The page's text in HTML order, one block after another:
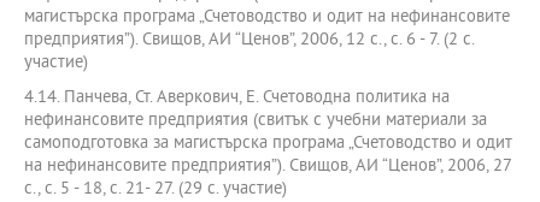
магистърска програма „Счетоводство и одит на нефинансовите
предприятия”). Свищов, АИ “Ценов”, 2006, 12 с., с. 6 - 7. (2 с.
участие)
4.14. Панчева, Ст. Аверкович, Е. Счетоводна политика на
нефинансовите предприятия (свитък с учебни материали за
самоподготовка за магистърска програма „Счетоводство и одит
на нефинансовите предприятия”). Свищов, АИ “Ценов”, 2006, 27
с., с. 5 - 18, с. 21- 27. (29 с. участие)